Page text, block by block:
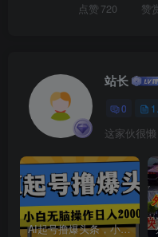
点赞 720 赞
站长
0
这家伙很
AI起号撸爆头条，小白也能操作，日入2000+